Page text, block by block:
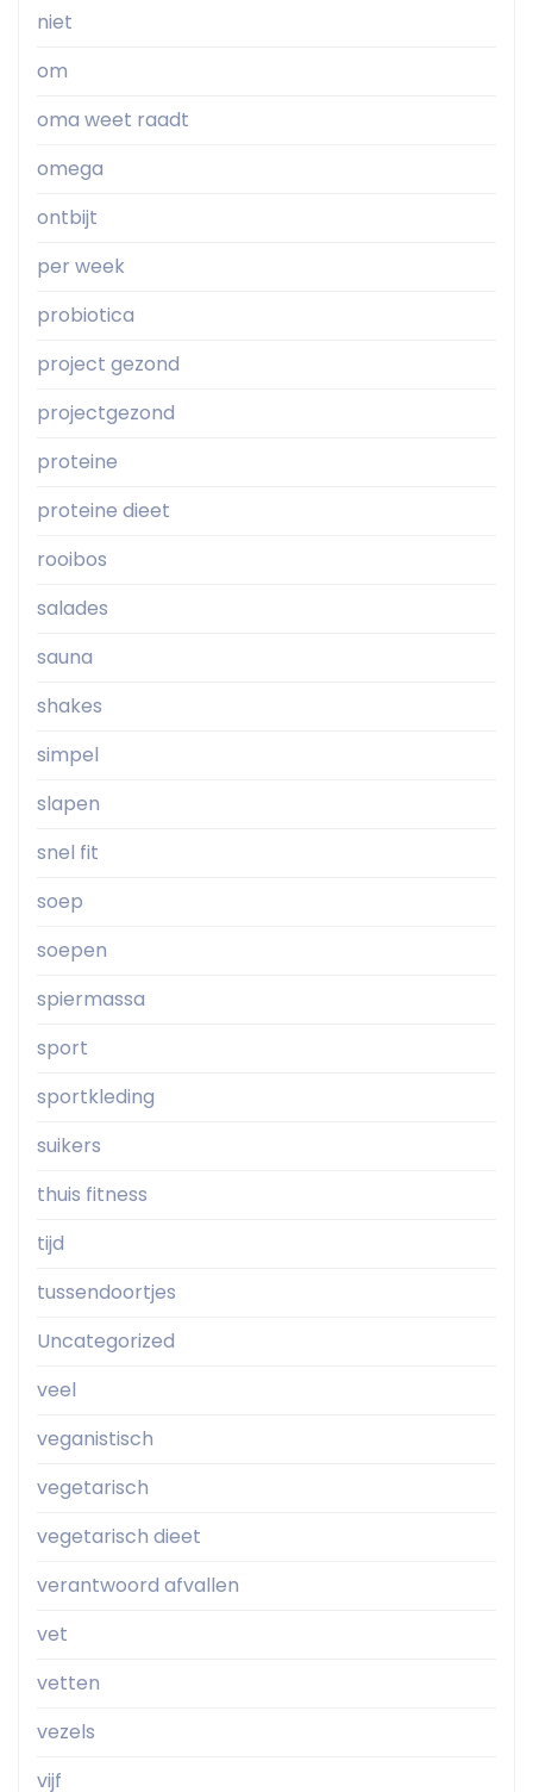
niet
om
oma weet raadt
omega
ontbijt
per week
probiotica
project gezond
projectgezond
proteine
proteine dieet
rooibos
salades
sauna
shakes
simpel
slapen
snel fit
soep
soepen
spiermassa
sport
sportkleding
suikers
thuis fitness
tijd
tussendoortjes
Uncategorized
veel
veganistisch
vegetarisch
vegetarisch dieet
verantwoord afvallen
vet
vetten
vezels
vijf